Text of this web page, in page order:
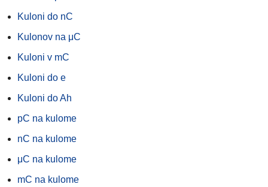
Kuloni do nC
Kulonov na μC
Kuloni v mC
Kuloni do e
Kuloni do Ah
pC na kulome
nC na kulome
μC na kulome
mC na kulome